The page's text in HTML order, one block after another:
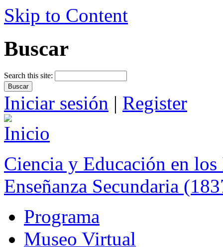
Skip to Content
Buscar
Search this site:
Iniciar sesión | Register
Ciencia y Educación en
Enseñanza Secundaria
Programa
Museo Virtual